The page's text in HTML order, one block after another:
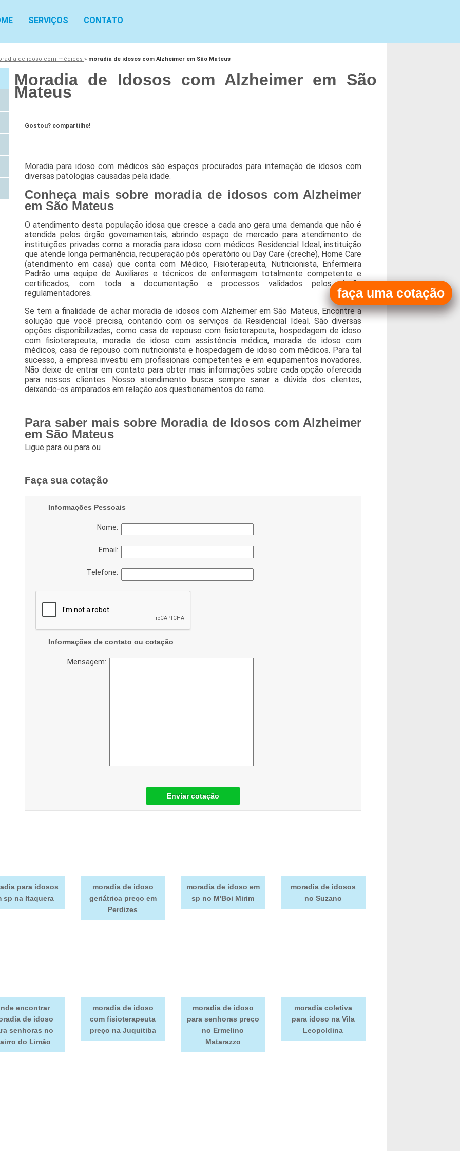
SERVIÇOS CONTATO
de idoso com médicos » moradia de idosos com Alzheimer em São Mateus
Moradia de Idosos com Alzheimer em São
Mateus
Gostou? compartilhe!
Moradia para idoso com médicos são espaços procurados para internação de idosos com
diversas patologias causadas pela idade.
Conheça mais sobre moradia de idosos com Alzheimer
em São Mateus
O atendimento desta população idosa que cresce a cada ano gera uma demanda que não é
atendida pelos órgão governamentais, abrindo espaço de mercado para atendimento de
instituições privadas como a moradia para idoso com médicos Residencial Ideal, instituição
que atende longa permanência, recuperação pós operatório ou Day Care (creche), Home Care
(atendimento em casa) que conta com Médico, Fisioterapeuta, Nutricionista, Enfermeira
Padrão uma equipe de Auxiliares e técnicos de enfermagem totalmente competente e
certificados, com toda a documentação e processos validados pelos órgão
regulamentadores.
Se tem a finalidade de achar moradia de idosos com Alzheimer em São Mateus, Encontre a
solução que você precisa, contando com os serviços da Residencial Ideal. São diversas
opções disponibilizadas, como casa de repouso com fisioterapeuta, hospedagem de idoso
com fisioterapeuta, moradia de idoso com assistência médica, moradia de idoso com
médicos, casa de repouso com nutricionista e hospedagem de idoso com médicos. Para tal
sucesso, a empresa investiu em profissionais competentes e em equipamentos inovadores.
Não deixe de entrar em contato para obter mais informações sobre cada opção oferecida
para nossos clientes. Nosso atendimento busca sempre sanar a dúvida dos clientes,
deixando-os amparados em relação aos questionamentos do ramo.
Para saber mais sobre Moradia de Idosos com Alzheimer
em São Mateus
Ligue para ou para ou
faça uma cotação
Faça sua cotação
Informações Pessoais
Nome:
Email:
Telefone:
Informações de contato ou cotação
Mensagem:
Enviar cotação
para idosos
sp na Itaquera
moradia de idoso
geriátrica preço em
Perdizes
moradia de idoso em
sp no M'Boi Mirim
moradia de idosos
no Suzano
encontrar
de idoso
senhoras no
do Limão
moradia de idoso
com fisioterapeuta
preço na Juquitiba
moradia de idoso
para senhoras preço
no Ermelino
Matarazzo
moradia coletiva
para idoso na Vila
Leopoldina